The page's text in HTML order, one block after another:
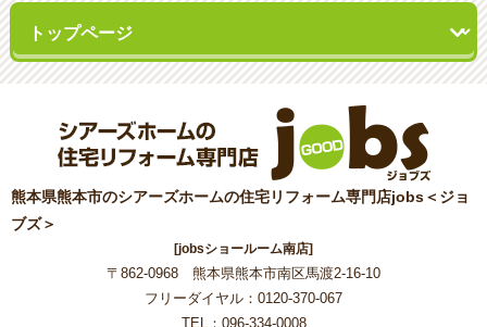
熊本県熊本市のシアーズホームの住宅リフォーム専門店jobs＜ジョ
ブズ＞
[jobsショールーム南店]
〒862-0968 熊本県熊本市南区馬渡2-16-10
フリーダイヤル：0120-370-067
TEL：096-334-0008